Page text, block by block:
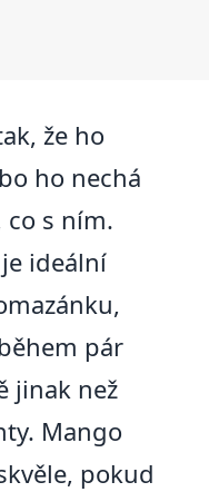
že ho
ho nechá
co s ním.
ideální
pár
jinak než
Mango
pokud